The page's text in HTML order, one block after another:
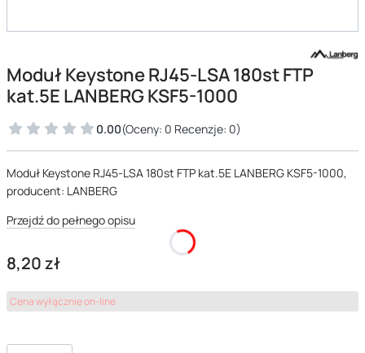
Moduł Keystone RJ45-LSA 180st FTP
kat.5E LANBERG KSF5-1000
0.00(Oceny: 0 Recenzje: 0)
Moduł Keystone RJ45-LSA 180st FTP kat.5E LANBERG KSF5-1000,
producent: LANBERG
Przejdź do pełnego opisu
Cena
8,20 zł
Cena wyłącznie on-line